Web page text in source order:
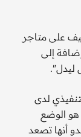
على متاجر
إلى
ليدل".
لدى
الوضع
أنها تصعد